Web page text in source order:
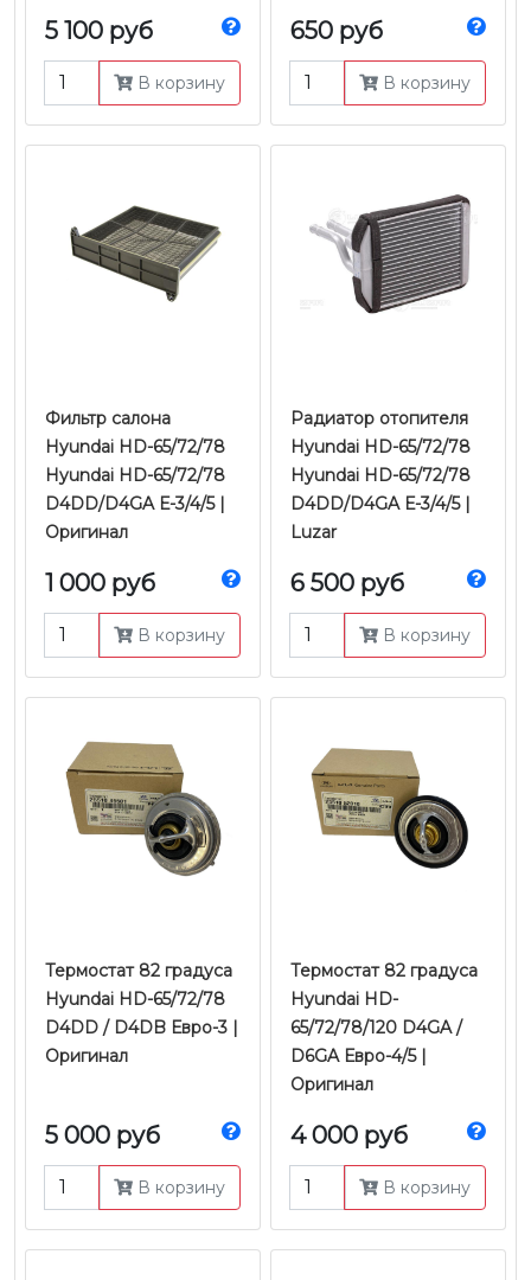
5 100 руб
В корзину
650 руб
В корзину
Фильтр салона
Hyundai HD-65/72/78
Hyundai HD-65/72/78
D4DD/D4GA Е-3/4/5 |
Оригинал
1 000 руб
В корзину
Радиатор отопителя
Hyundai HD-65/72/78
Hyundai HD-65/72/78
D4DD/D4GA Е-3/4/5 |
Luzar
6 500 руб
В корзину
Термостат 82 градуса
Hyundai HD-65/72/78
D4DD / D4DB Евро-3 |
Оригинал
5 000 руб
В корзину
Термостат 82 градуса
Hyundai HD-
65/72/78/120 D4GA /
D6GA Евро-4/5 |
Оригинал
4 000 руб
В корзину